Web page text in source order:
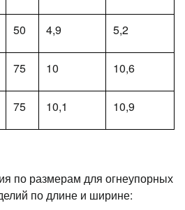
50 4,9 5,2
75 10 10,6
75 10,1 10,9
по размерам для огнеупорных
по длине и ширине: